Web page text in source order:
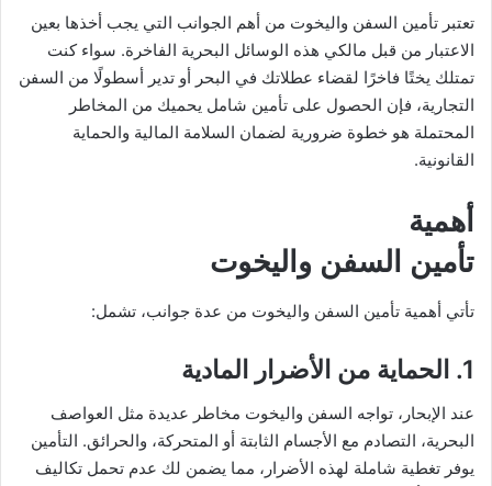
ا
تعتبر تأمين السفن واليخوت من أهم الجوانب التي يجب أخذها بعين
الاعتبار من قبل مالكي هذه الوسائل البحرية الفاخرة. سواء كنت
تمتلك يختًا فاخرًا لقضاء عطلاتك في البحر أو تدير أسطولًا من السفن
التجارية، فإن الحصول على تأمين شامل يحميك من المخاطر
المحتملة هو خطوة ضرورية لضمان السلامة المالية والحماية
القانونية.
أهمية
تأمين السفن واليخوت
تأتي أهمية تأمين السفن واليخوت من عدة جوانب، تشمل:
1. الحماية من الأضرار المادية
عند الإبحار، تواجه السفن واليخوت مخاطر عديدة مثل العواصف
البحرية، التصادم مع الأجسام الثابتة أو المتحركة، والحرائق. التأمين
يوفر تغطية شاملة لهذه الأضرار، مما يضمن لك عدم تحمل تكاليف